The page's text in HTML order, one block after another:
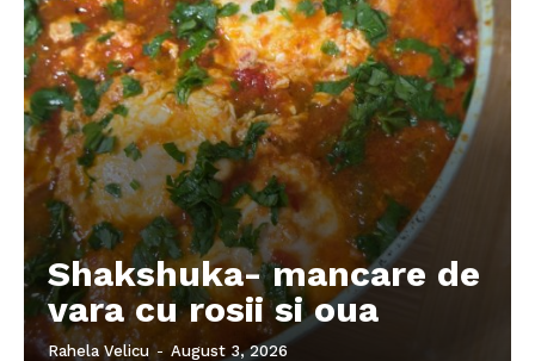
Politica de Confidențialitate
Contact
Despre mine
Shakshuka- mancare de
vara cu rosii si oua
Rahela Velicu - August 3, 2026